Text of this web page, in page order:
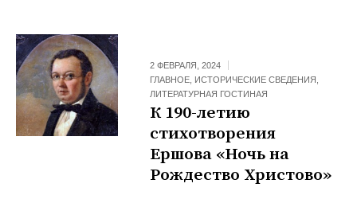
2 ФЕВРАЛЯ, 2024
ГЛАВНОЕ ИСТОРИЧЕСКИЕ СВЕДЕНИЯ
ЛИТЕРАТУРНАЯ ГОСТИНАЯ
К 190-летию
стихотворения
Ершова «Ночь на
Рождество Христово»